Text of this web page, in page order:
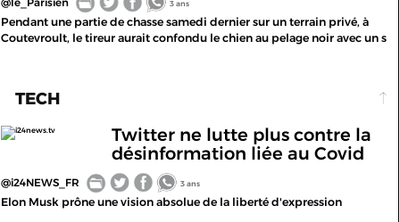
3 ans
Pendant une partie de chasse samedi dernier sur un terrain privé, à
Coutevroult, le tireur aurait confondu le chien au pelage noir avec un s
TECH
i24news.tv
Twitter ne lutte plus contre la
désinformation liée au Covid
@i24NEWS_FR 3 ans
Elon Musk prône une vision absolue de la liberté d'expression